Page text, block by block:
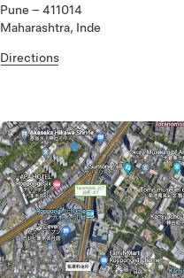
Pune – 411014
Maharashtra, Inde
Directions